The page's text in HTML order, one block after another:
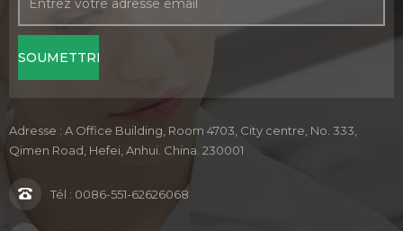
Adresse : A Office Building, Room 4703, City centre, No. 333,
Qimen Road, Hefei, Anhui. China. 230001
Tél : 0086-551-62626068